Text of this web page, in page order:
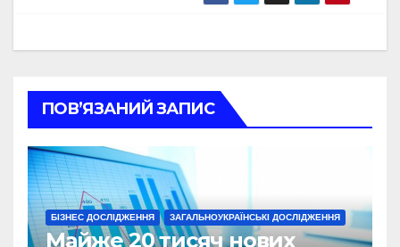
ПОВ’ЯЗАНИЙ ЗАПИС
БІЗНЕС ДОСЛІДЖЕННЯ ЗАГАЛЬНОУКРАЇНСЬКІ ДОСЛІДЖЕННЯ
Майже 20 тисяч нових